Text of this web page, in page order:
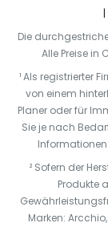
Die
Alle Preise in
¹ Als registrierter
von einem
Planer oder für
Sie je nach
² Sofern der
Produkte
Marken: